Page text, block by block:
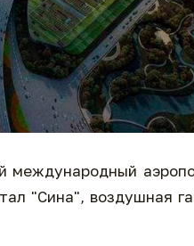
международный
"Сина", воздушная